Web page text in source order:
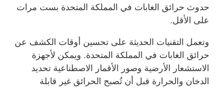
حدوث حرائق الغابات في المملكة المتحدة بست مرات
على الأقل.
وتعمل التقنيات الحديثة على تحسين أوقات الكشف عن
حرائق الغابات في المملكة المتحدة. ويمكن لأجهزة
الاستشعار الأرضية وصور الأقمار الاصطناعية تحديد
الدخان والحرارة قبل أن تُصبح الحرائق غير قابلة